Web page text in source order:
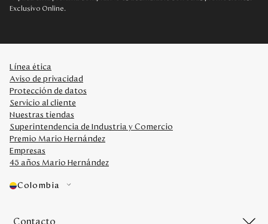
Exclusivo Online.
Línea ética
Aviso de privacidad
Protección de datos
Servicio al cliente
Nuestras tiendas
Superintendencia de Industria y Comercio
Premio Mario Hernández
Empresas
45 años Mario Hernández
Colombia
Contacto